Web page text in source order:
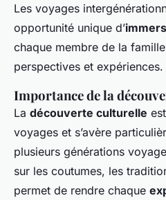
Les voyages
opportunité unique d’
chaque membre de la
perspectives et expériences.
Importance de la
La découverte culturelle
voyages et s’avère
plusieurs générations
sur les coutumes, les
permet de rendre chaque